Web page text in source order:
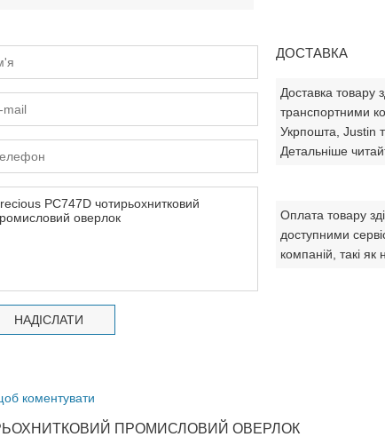
ДОСТАВКА
Доставка товару
транспортними
Укрпошта, Justin
Детальніше
Оплата товару
доступними
компаній, такі як
коментувати
ПРОМИСЛОВИЙ ОВЕРЛОК